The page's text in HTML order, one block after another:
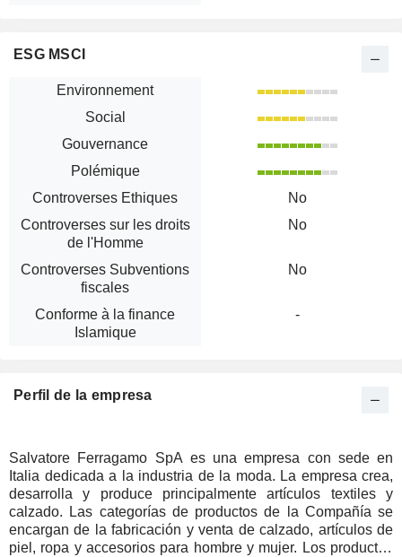
ESG MSCI
Environnement
Social
Gouvernance
Polémique
Controverses Ethiques
No
Controverses sur les droits
de l'Homme
No
Controverses Subventions
fiscales
No
Conforme à la finance
Islamique
-
Perfil de la empresa
Salvatore Ferragamo SpA es una empresa con sede en
Italia dedicada a la industria de la moda. La empresa crea,
desarrolla y produce principalmente artículos textiles y
calzado. Las categorías de productos de la Compañía se
encargan de la fabricación y venta de calzado, artículos de
piel, ropa y accesorios para hombre y mujer. Los productos